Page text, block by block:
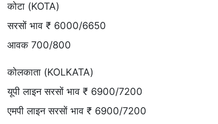
कोटा (KOTA)
सरसों भाव ₹ 6000/6650
आवक 700/800
कोलकाता (KOLKATA)
यूपी लाइन सरसों भाव ₹ 6900/7200
एमपी लाइन सरसों भाव ₹ 6900/7200